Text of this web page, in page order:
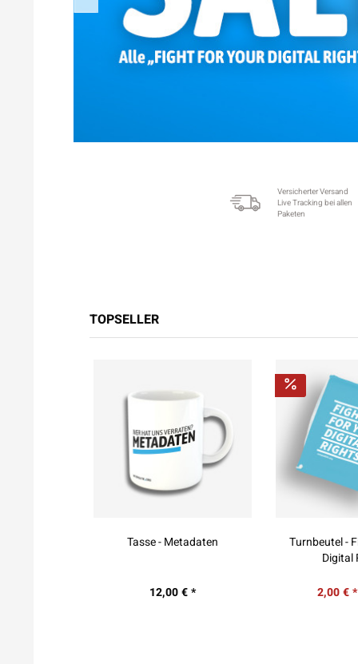
Versicherter Versand
Live Tracking bei allen
Paketen
TOPSELLER
Turnbeutel - Fight For Your
2,00 € * 5,00 € *
T-Shirt -
17,99 € *